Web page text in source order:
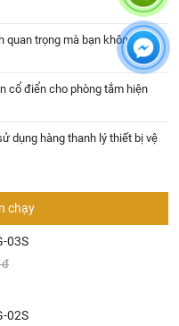
quan trọng mà bạn không thể
cổ điển cho phòng tắm hiện
dụng hàng thanh lý thiết bị vệ
chạy
03S
đ
02S